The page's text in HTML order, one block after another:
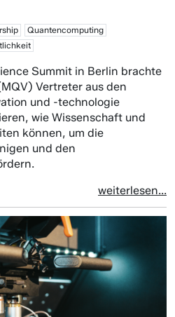
Quantencomputing
Summit in Berlin brachte
Vertreter aus den
und -technologie
wie Wissenschaft und
können, um die
und den
weiterlesen...